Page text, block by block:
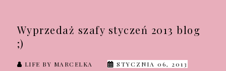
Wyprzedaż szafy styczeń 2013 blog
;)
LIFE BY MARCELKA STYCZNIA 06, 2013